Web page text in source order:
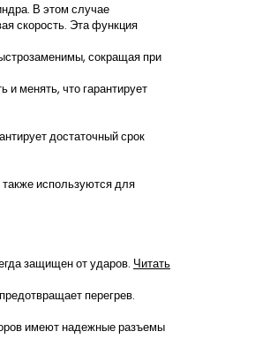
В этом случае
скорость. Эта функция
сокращая при
и менять, что гарантирует
достаточный срок
используются для
защищен от ударов. Читать
перегрев.
имеют надежные разъемы